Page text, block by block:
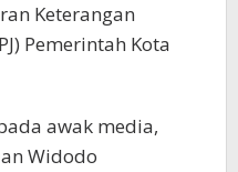
Keterangan
Pemerintah Kota
awak media,
Widodo